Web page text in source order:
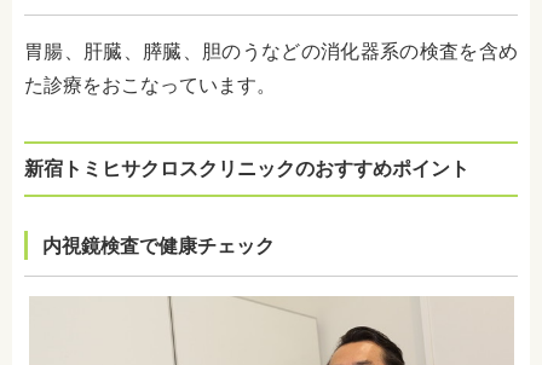
胃腸、肝臓、膵臓、胆のうなどの消化器系の検査を含め
た診療をおこなっています。
新宿トミヒサクロスクリニックのおすすめポイント
内視鏡検査で健康チェック